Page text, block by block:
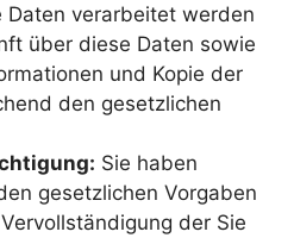
verarbeitet werden
über diese Daten sowie
und Kopie der
den gesetzlichen
Sie haben
gesetzlichen Vorgaben
der Sie